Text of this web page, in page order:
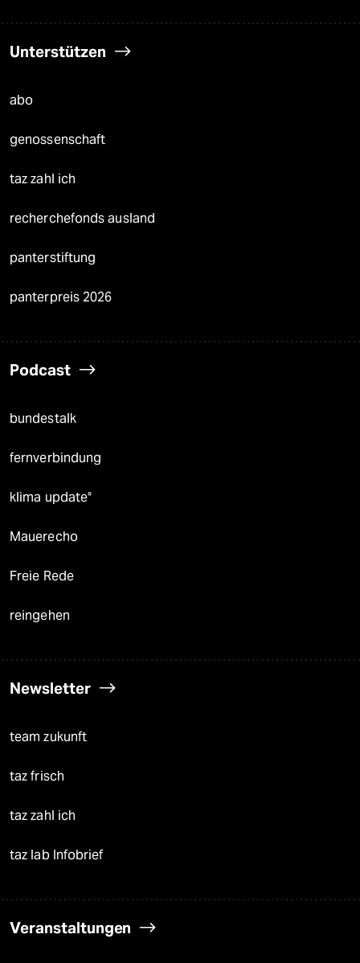
Unterstützen
abo
genossenschaft
taz zahl ich
recherchefonds ausland
panterstiftung
panterpreis 2026
Podcast
bundestalk
fernverbindung
klima update°
Mauerecho
Freie Rede
reingehen
Newsletter
team zukunft
taz frisch
taz zahl ich
taz lab Infobrief
Veranstaltungen